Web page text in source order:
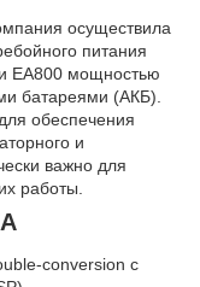
осуществила
питания
EA800 мощностью
батареями (АКБ).
обеспечения
и
важно для
работы.
conversion с